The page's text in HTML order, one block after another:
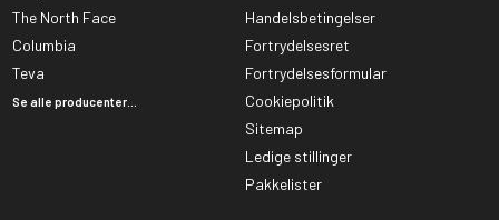
The North Face
Columbia
Teva
Se alle producenter...
Handelsbetingelser
Fortrydelsesret
Fortrydelsesformular
Cookiepolitik
Sitemap
Ledige stillinger
Pakkelister